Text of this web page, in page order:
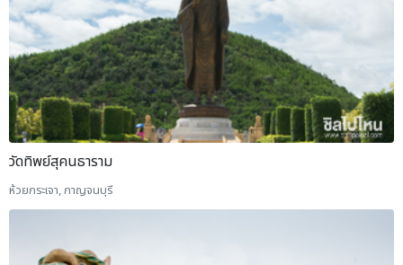
วัดทิพย์สุคนธาราม
ห้วยกระเจา, กาญจนบุรี